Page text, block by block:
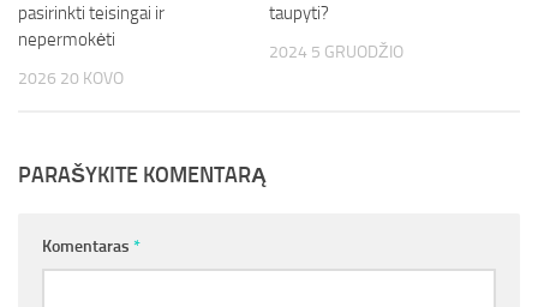
pasirinkti teisingai ir
nepermokėti
2026 20 KOVO
taupyti?
2024 5 GRUODŽIO
PARAŠYKITE KOMENTARĄ
Komentaras *